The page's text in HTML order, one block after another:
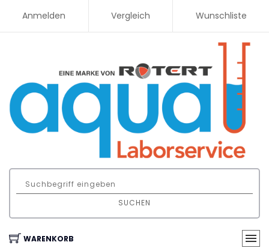
Anmelden Vergleich Wunschliste
SUCHEN
WARENKORB